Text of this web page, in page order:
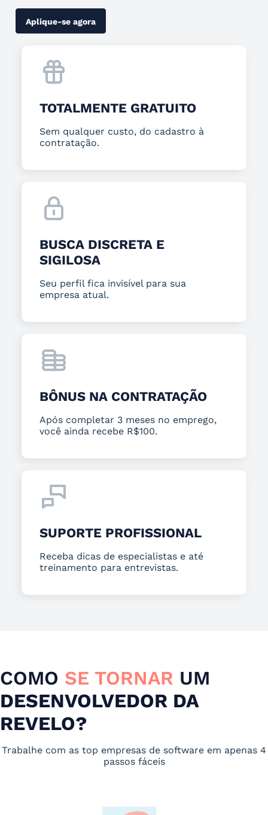
Aplique-se agora
TOTALMENTE GRATUITO
Sem qualquer custo, do cadastro à
contratação.
BUSCA DISCRETA E
SIGILOSA
Seu perfil fica invisível para sua
empresa atual.
BÔNUS NA CONTRATAÇÃO
Após completar 3 meses no emprego,
você ainda recebe R$100.
SUPORTE PROFISSIONAL
Receba dicas de especialistas e até
treinamento para entrevistas.
COMO SE TORNAR UM
DESENVOLVEDOR DA
REVELO?
Trabalhe com as top empresas de software em apenas 4
passos fáceis